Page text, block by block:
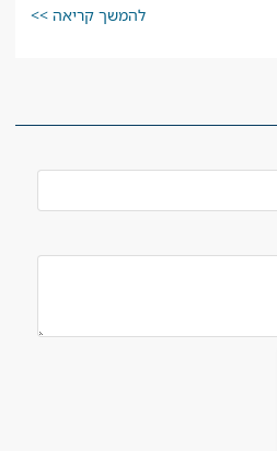
להמשך קריאה >>